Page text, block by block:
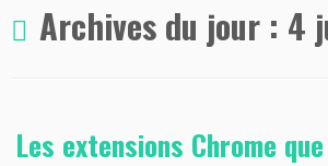
Archives du jour : 4
Les extensions Chrome